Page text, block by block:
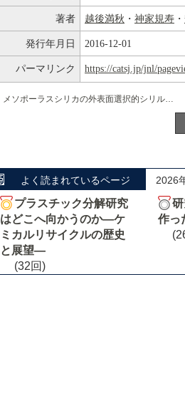
著者 越後満秋 ・ 神家規寿 ・
発行年月日 2016-12-01
パーマリンク https://catsj.jp/jnl/
メソポーラスシリカの外表面選択的シリル化と重合反応への応用
よく読まれているページ 2026
プラスチック分解研究
はどこへ向かうのか―ケ
ミカルリサイクルの歴史
と展望―
(32回)
作っ